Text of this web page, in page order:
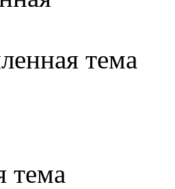
тема
тема